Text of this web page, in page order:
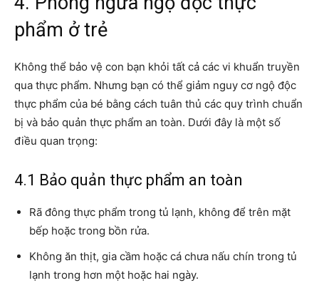
phẩm ở trẻ
Không thể bảo vệ con bạn khỏi tất cả các vi khuẩn truyền
qua thực phẩm. Nhưng bạn có thể giảm nguy cơ ngộ độc
thực phẩm của bé bằng cách tuân thủ các quy trình chuẩn
bị và bảo quản thực phẩm an toàn. Dưới đây là một số
điều quan trọng:
4.1 Bảo quản thực phẩm an toàn
Rã đông thực phẩm trong tủ lạnh, không để trên mặt
bếp hoặc trong bồn rửa.
Không ăn thịt, gia cầm hoặc cá chưa nấu chín trong tủ
lạnh trong hơn một hoặc hai ngày.